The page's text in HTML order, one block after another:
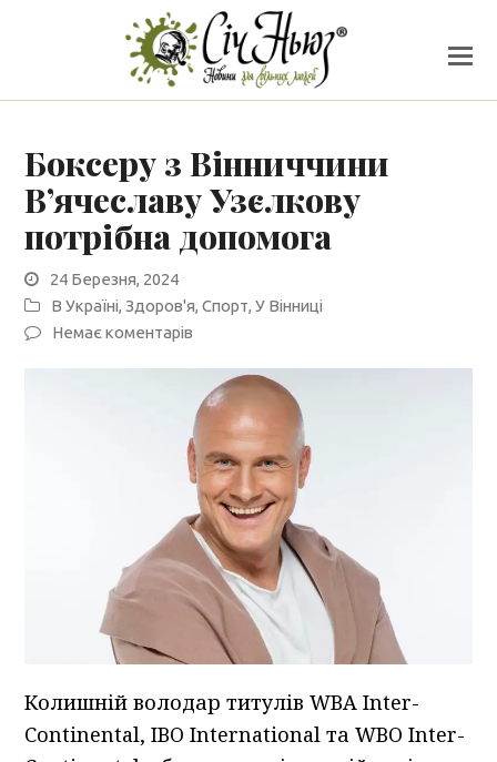
Боксеру з Вінниччини
Вʼячеславу Узєлкову
потрібна допомога
24 Березня, 2024
В Україні,Здоров'я,Спорт,У Вінниці
Немає коментарів
Колишній володар титулів WBA Inter-
Continental, IBO International та WBO Inter-